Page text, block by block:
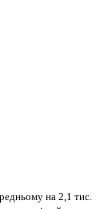
на 2,1 тис.